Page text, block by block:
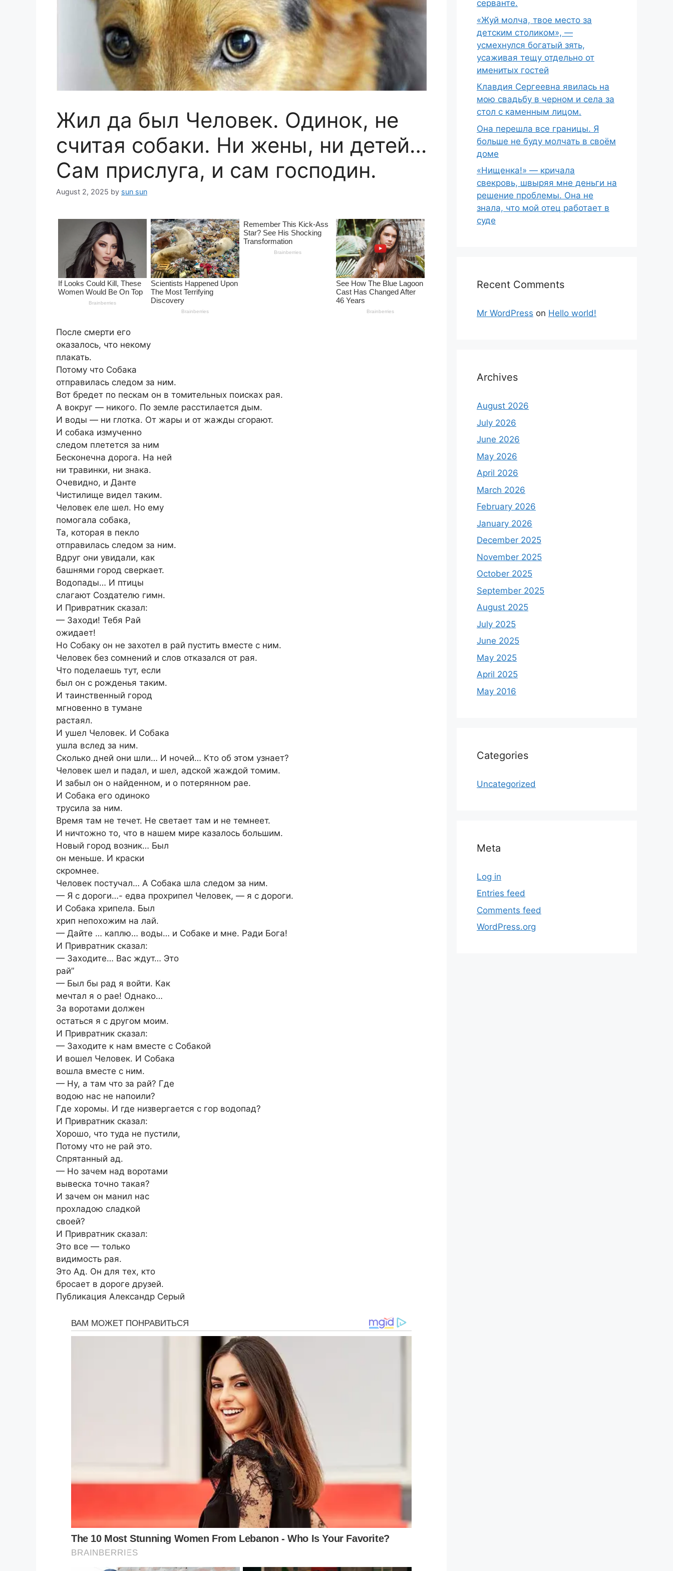
Жил да был Человек. Одинок, не
считая собаки. Ни жены, ни детей…
Сам прислуга, и сам господин.
August 2, 2025 by sun sun
После смерти его
оказалось, что некому
плакать.
Потому что Собака
отправилась следом за ним.
Вот бредет по пескам он в томительных поисках рая.
А вокруг — никого. По земле расстилается дым.
И воды — ни глотка. От жары и от жажды сгорают.
И собака измученно
следом плетется за ним
Бесконечна дорога. На ней
ни травинки, ни знака.
Очевидно, и Данте
Чистилище видел таким.
Человек еле шел. Но ему
помогала собака,
Та, которая в пекло
отправилась следом за ним.
Вдруг они увидали, как
башнями город сверкает.
Водопады… И птицы
слагают Создателю гимн.
И Привратник сказал:
— Заходи! Тебя Рай
ожидает!
Но Собаку он не захотел в рай пустить вместе с ним.
Человек без сомнений и слов отказался от рая.
Что поделаешь тут, если
был он с рожденья таким.
И таинственный город
мгновенно в тумане
растаял.
И ушел Человек. И Собака
ушла вслед за ним.
Сколько дней они шли… И ночей… Кто об этом узнает?
Человек шел и падал, и шел, адской жаждой томим.
И забыл он о найденном, и о потерянном рае.
И Собака его одиноко
трусила за ним.
Время там не течет. Не светает там и не темнеет.
И ничтожно то, что в нашем мире казалось большим.
Новый город возник… Был
он меньше. И краски
скромнее.
Человек постучал… А Собака шла следом за ним.
— Я с дороги…- едва прохрипел Человек, — я с дороги.
И Собака хрипела. Был
хрип непохожим на лай.
— Дайте … каплю… воды… и Собаке и мне. Ради Бога!
И Привратник сказал:
— Заходите… Вас ждут… Это
рай”
— Был бы рад я войти. Как
мечтал я о рае! Однако…
За воротами должен
остаться я с другом моим.
И Привратник сказал:
— Заходите к нам вместе с Собакой
И вошел Человек. И Собака
вошла вместе с ним.
— Ну, а там что за рай? Где
водою нас не напоили?
Где хоромы. И где низвергается с гор водопад?
И Привратник сказал:
Хорошо, что туда не пустили,
Потому что не рай это.
Спрятанный ад.
— Но зачем над воротами
вывеска точно такая?
И зачем он манил нас
прохладою сладкой
своей?
И Привратник сказал:
Это все — только
видимость рая.
Это Ад. Он для тех, кто
бросает в дороге друзей.
Публикация Александр Серый
серванте.
«Жуй молча, твое место за
детским столиком», —
усмехнулся богатый зять,
усаживая тещу отдельно от
именитых гостей
Клавдия Сергеевна явилась на
мою свадьбу в черном и села за
стол с каменным лицом.
Она перешла все границы. Я
больше не буду молчать в своём
доме
«Нищенка!» — кричала
свекровь, швыряя мне деньги на
решение проблемы. Она не
знала, что мой отец работает в
суде
Recent Comments
Mr WordPress on Hello world!
Archives
August 2026
July 2026
June 2026
May 2026
April 2026
March 2026
February 2026
January 2026
December 2025
November 2025
October 2025
September 2025
August 2025
July 2025
June 2025
May 2025
April 2025
May 2016
Categories
Uncategorized
Meta
Log in
Entries feed
Comments feed
WordPress.org